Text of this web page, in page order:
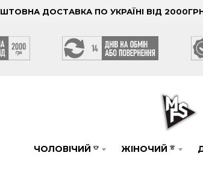
ДОСТАВКА ПО УКРАЇНІ ВІД
ЧОЛОВІЧИЙ 👕 ЖІНОЧИЙ 👚